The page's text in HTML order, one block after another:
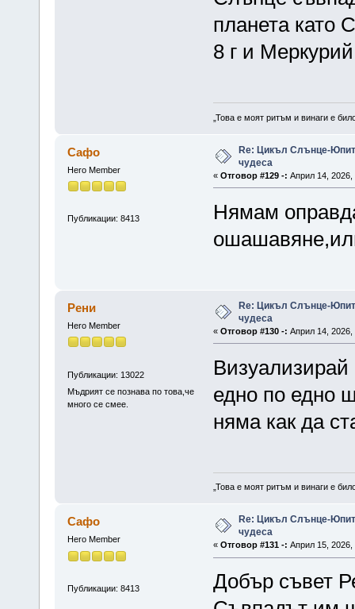
планета като
8 г и
„Това е моят ритъм и винаги е
Сафо
Hero Member
Публикации: 8413
Re: Цикъл Слънце-
чудеса
« Отговор #129 -: Април 14, 2026,
Нямам
Рени
Hero Member
Публикации: 13022
Мъдрият се познава по това,че
много се смее.
Re: Цикъл Слънце-
чудеса
« Отговор #130 -: Април 14, 2026,
Визуализирай
едно по едно
няма как да
„Това е моят ритъм и винаги е
Сафо
Hero Member
Публикации: 8413
Re: Цикъл Слънце-
чудеса
« Отговор #131 -: Април 15, 2026,
Добър съвет